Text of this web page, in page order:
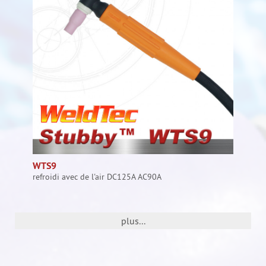
WTS9
refroidi avec de l'air DC125A AC90A
plus...